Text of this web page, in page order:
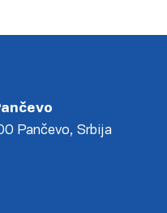
Pančevo, Srbija